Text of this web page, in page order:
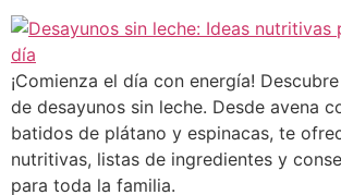
¡Comienza el día con energía!
de desayunos sin leche. Desde avena
batidos de plátano y espinacas, te
nutritivas, listas de ingredientes y
para toda la familia.